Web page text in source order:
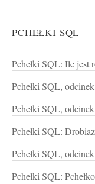
PCHEŁKI SQL
Pchełki SQL: Ile jest
Pchełki SQL,
Pchełki SQL,
Pchełki SQL:
Pchełki SQL,
Pchełki SQL: